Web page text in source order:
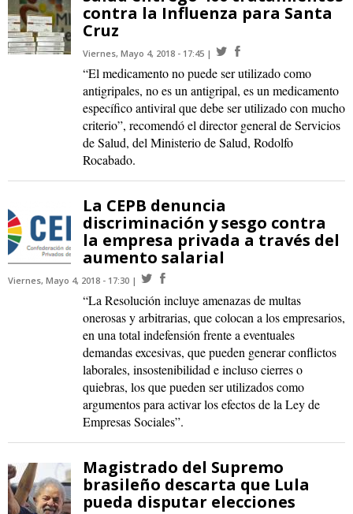
contra la Influenza para Santa
Cruz
Viernes, Mayo 4, 2018 - 17:45
“El medicamento no puede ser utilizado como
antigripales, no es un antigripal, es un medicamento
específico antiviral que debe ser utilizado con mucho
criterio”, recomendó el director general de Servicios
de Salud, del Ministerio de Salud, Rodolfo
Rocabado.
La CEPB denuncia
discriminación y sesgo contra
la empresa privada a través del
aumento salarial
Viernes, Mayo 4, 2018 - 17:30
“La Resolución incluye amenazas de multas
onerosas y arbitrarias, que colocan a los empresarios,
en una total indefensión frente a eventuales
demandas excesivas, que pueden generar conflictos
laborales, insostenibilidad e incluso cierres o
quiebras, los que pueden ser utilizados como
argumentos para activar los efectos de la Ley de
Empresas Sociales”.
Magistrado del Supremo
brasileño descarta que Lula
pueda disputar elecciones